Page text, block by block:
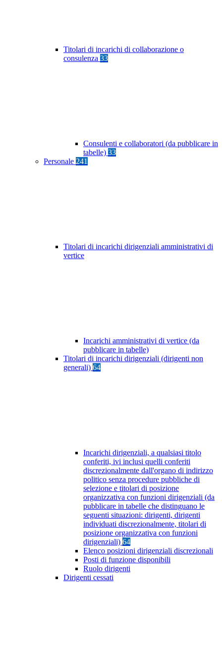
Titolari di incarichi di collaborazione o
consulenza 33
Consulenti e collaboratori (da pubblicare in
tabelle) 33
Personale 241
Titolari di incarichi dirigenziali amministrativi di
vertice
Incarichi amministrativi di vertice (da
pubblicare in tabelle)
Titolari di incarichi dirigenziali (dirigenti non
generali) 64
Incarichi dirigenziali, a qualsiasi titolo
conferiti, ivi inclusi quelli conferiti
discrezionalmente dall'organo di indirizzo
politico senza procedure pubbliche di
selezione e titolari di posizione
organizzativa con funzioni dirigenziali (da
pubblicare in tabelle che distinguano le
seguenti situazioni: dirigenti, dirigenti
individuati discrezionalmente, titolari di
posizione organizzativa con funzioni
dirigenziali) 64
Elenco posizioni dirigenziali discrezionali
Posti di funzione disponibili
Ruolo dirigenti
Dirigenti cessati